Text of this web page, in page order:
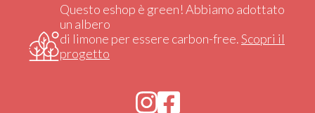
Questo eshop è green! Abbiamo adottato
un albero
di limone per essere carbon-free.Scopri il
progetto